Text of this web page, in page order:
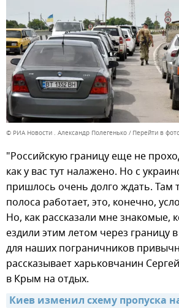
© РИА Новости . Александр Полегенько Перейти в
"Российскую границу еще не
как у вас тут налажено. Но с
пришлось очень долго ждать. Там
полоса работает, это, конечно,
Но, как рассказали мне знакомые,
ездили этим летом через границу
для наших пограничников
рассказывает харьковчанин
в Крым на отдых.
Киев изменил схему пропуска